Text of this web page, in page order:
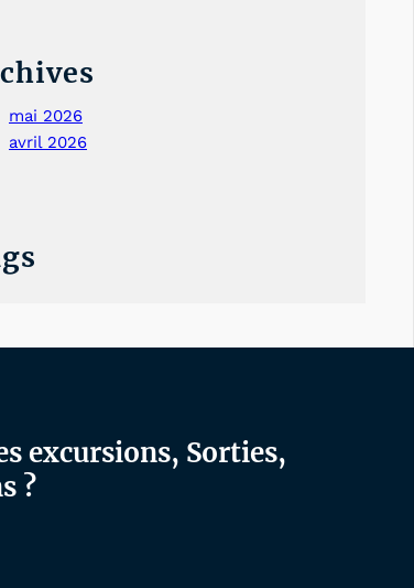
mai 2026
avril 2026
excursions, Sorties,
?